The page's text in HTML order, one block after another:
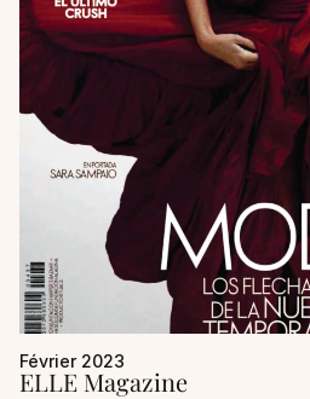
JOURNAL
PRESSE
FR/ES
Février 2023
ELLE Magazine